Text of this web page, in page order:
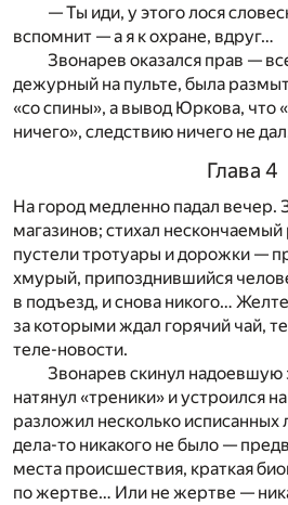
— Ты иди, у этого лося
вспомнит — а я к охране, вдруг…
Звонарев оказался прав —
дежурный на пульте, была
«со спины», а вывод Юркова, что
ничего», следствию ничего не
Глава 4
На город медленно падал вечер.
магазинов; стихал
пустели тротуары и дорожки —
хмурый, припозднившийся
в подъезд, и снова никого…
за которыми ждал горячий чай,
теле-новости.
Звонарев скинул надоевшую
натянул «треники» и устроился
разложил несколько исписанных
дела-то никакого не было —
места происшествия, краткая
по жертве… Или не жертве —